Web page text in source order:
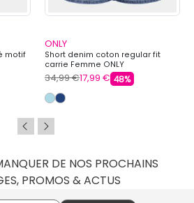
motif
ONLY
Short denim coton regular fit
carrie Femme ONLY
34,99 €17,99 € 48%
DE NOS PROCHAINS
PROMOS & ACTUS